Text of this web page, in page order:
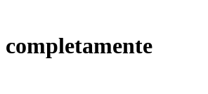
completamente